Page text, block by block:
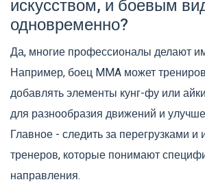
искусством, и боевым
одновременно?
Да, многие профессионалы делают
Например, боец MMA может
добавлять элементы кунг-фу или
для разнообразия движений и
Главное - следить за перегрузками и
тренеров, которые понимают
направления.